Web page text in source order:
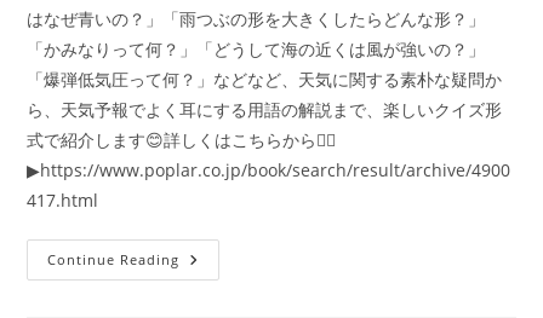
はなぜ青いの？」「雨つぶの形を大きくしたらどんな形？」
「かみなりって何？」「どうして海の近くは風が強いの？」
「爆弾低気圧って何？」などなど、天気に関する素朴な疑問か
ら、天気予報でよく耳にする用語の解説まで、楽しいクイズ形
式で紹介します😊詳しくはこちらから👇🏻
▶https://www.poplar.co.jp/book/search/result/archive/4900
417.html
Continue Reading ぜ
ん